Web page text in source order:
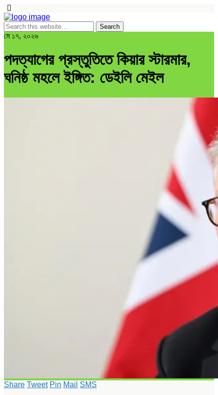
মে ১৭, ২০২৬
পদত্যাগের প্রস্তুতিতে কিয়ার স্টারমার,
ঘনিষ্ঠ মহলে ইঙ্গিত: ডেইলি মেইল
Share Tweet Pin Mail SMS